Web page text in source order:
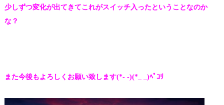
少しずつ変化が出てきてこれがスイッチ入ったということなのか
な？
また今後もよろしくお願い致します(*- -)(*_ _)ﾍﾟｺﾘ